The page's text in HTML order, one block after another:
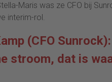
Maris was ze CFO bij
interim-rol.
(CFO
stroom, dat is